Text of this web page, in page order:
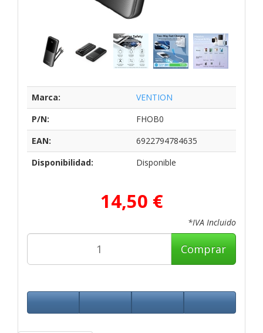
Marca:
VENTION
P/N:
FHOB0
EAN:
6922794784635
Disponibilidad:
Disponible
14,50 €
*IVA Incluido
Comprar